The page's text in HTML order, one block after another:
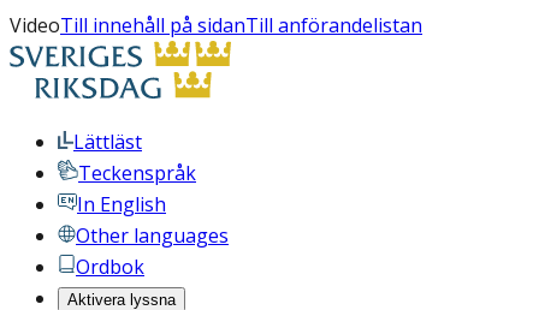
VideoTill innehåll på sidanTill anförandelistan
Lättläst
Teckenspråk
In English
Other languages
Ordbok
Aktivera lyssna